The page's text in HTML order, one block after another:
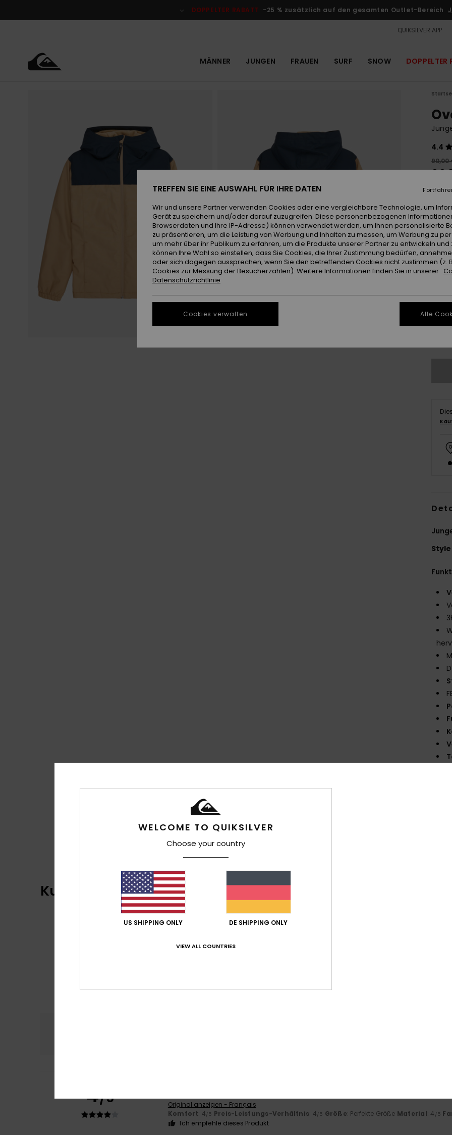
DOPPELTER RABATT -25 % zusätzlich auf den gesamten Outlet-Bereich
QUIKSILVER APP
MÄNNER JUNGEN FRAUEN SURF SNOW DOPPELTER
4.4
90,00
Farbe
8
Style
Kundenbewertungen
basierend auf5 verifizierten Bewertungen
4/5
Original anzeigen - Français
Komfort: 4/5 Preis-Leistungs-Verhältnis: 4/5 Größe: Perfekte Größe Material: 4 /5
Ich empfehle dieses Produkt
WELCOME TO QUIKSILVER
Choose your country
US SHIPPING ONLY DE SHIPPING ONLY
VIEW ALL COUNTRIES
TREFFEN SIE EINE AUSWAHL FÜR IHRE DATEN
Wir und unsere Partner verwenden Cookies oder eine vergleichbare Technologie, um
Gerät zu speichern und/oder darauf zuzugreifen. Diese personenbezogenen
Browserdaten und Ihre IP-Adresse) können verwendet werden, um Ihnen personalisierte
zu präsentieren, um die Leistung von Werbung und Inhalten zu messen, um Werbung zu
um mehr über ihr Publikum zu erfahren, um die Produkte unserer Partner zu entwickeln und
können Ihre Wahl so einstellen, dass Sie Cookies, die Ihrer Zustimmung bedürfen,
oder sich dagegen aussprechen, wenn Sie den betreffenden Cookies nicht zustimmen (z.
Cookies zur Messung der Besucherzahlen). Weitere Informationen finden Sie in unserer :
Datenschutzrichtlinie
Cookies verwalten Alle